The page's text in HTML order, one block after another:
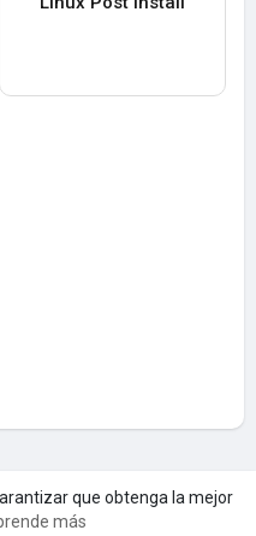
que obtenga la mejor
más